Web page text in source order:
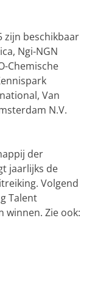
zijn beschikbaar
Ngi-NGN
Chemische
Van
N.V.
der
jaarlijks de
Volgend
Talent
winnen. Zie ook: